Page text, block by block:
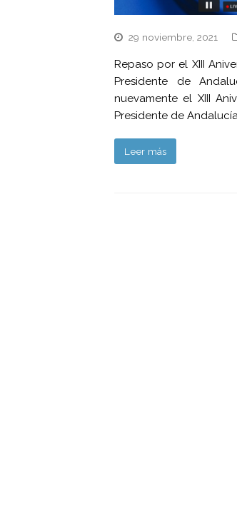
29 noviembre, 2021
Repaso por el XIII
Presidente de
nuevamente el XIII
Presidente de
Leer más